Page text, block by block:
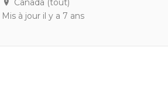
Canada (tout)
Mis à jour il y a 7 ans